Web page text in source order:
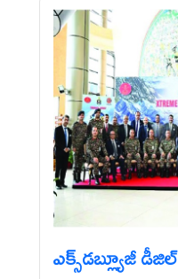
ఎక్స్‌డబ్ల్యూజీ డీజిల్‌